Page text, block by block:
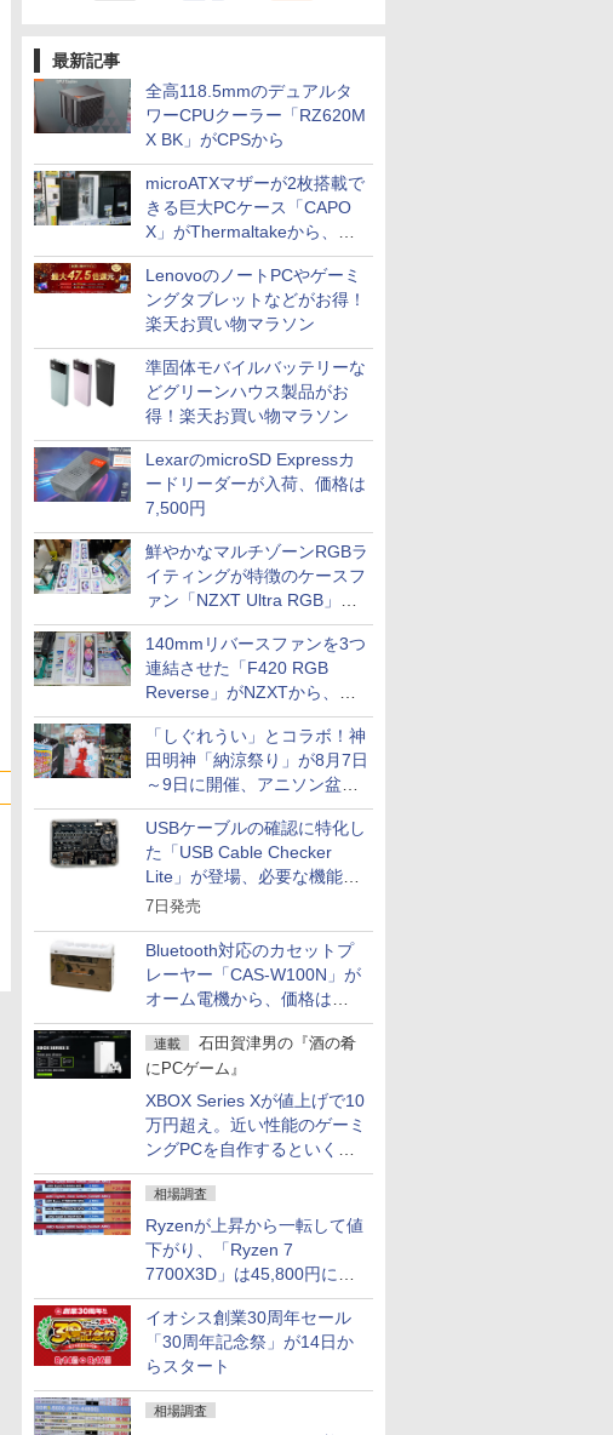
最新記事
全高118.5mmのデュアルタ
ワーCPUクーラー「RZ620M
X BK」がCPSから
microATXマザーが2枚搭載で
きる巨大PCケース「CAPO
X」がThermaltakeから、カ
ラーは2色
LenovoのノートPCやゲーミ
ングタブレットなどがお得！
楽天お買い物マラソン
準固体モバイルバッテリーな
どグリーンハウス製品がお
得！楽天お買い物マラソン
LexarのmicroSD Expressカ
ードリーダーが入荷、価格は
7,500円
鮮やかなマルチゾーンRGBラ
イティングが特徴のケースフ
ァン「NZXT Ultra RGB」が
発売、計8製品
140mmリバースファンを3つ
連結させた「F420 RGB
Reverse」がNZXTから、単
一フレーム採用
「しぐれうい」とコラボ！神
田明神「納涼祭り」が8月7日
～9日に開催、アニソン盆踊
りや屋台グルメなどもあり
USBケーブルの確認に特化し
た「USB Cable Checker
Lite」が登場、必要な機能を
凝縮しコンパクトに
7日発売
Bluetooth対応のカセットプ
レーヤー「CAS-W100N」が
オーム電機から、価格は
5,940円
連載
石田賀津男の『酒の肴
にPCゲーム』
XBOX Series Xが値上げで10
万円超え。近い性能のゲーミ
ングPCを自作するといくら
になる？
相場調査
Ryzenが上昇から一転して値
下がり、「Ryzen 7
7700X3D」は45,800円に急
落し「Ryzen 7 7800X3D」
との価格逆転解消 [8月前半の
CPU価格]
イオシス創業30周年セール
「30周年記念祭」が14日か
らスタート
相場調査